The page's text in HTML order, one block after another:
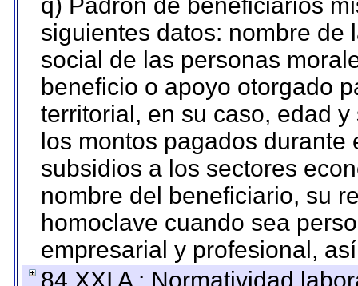
siguientes datos: nombre de
social de las personas
beneficio o apoyo otorgado
territorial, en su caso, edad
los montos pagados
subsidios a los sectores
nombre del beneficiario, su
homoclave cuando sea
empresarial y profesional,
84 XXI A : Normatividad